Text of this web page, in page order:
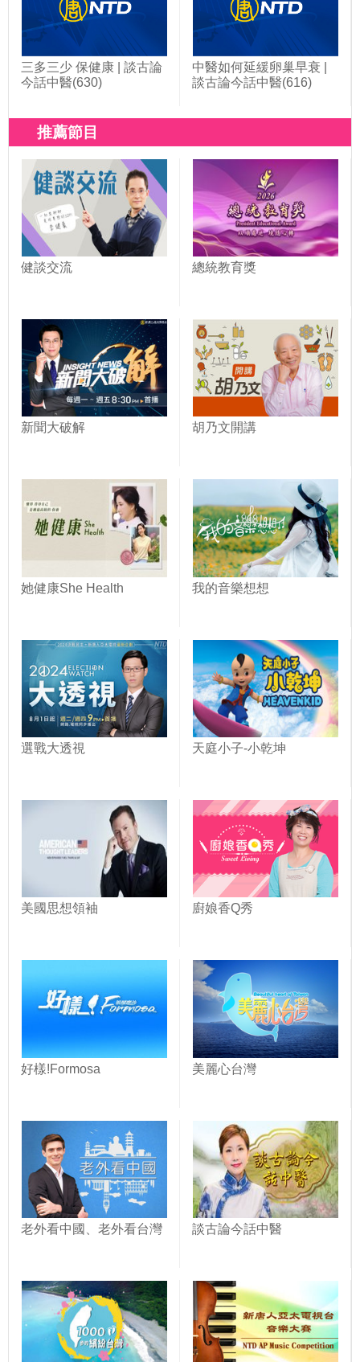
三多三少 保健康 | 談古論
今話中醫(630)
中醫如何延緩卵巢早衰 |
談古論今話中醫(616)
推薦節目
健談交流 總統教育獎
新聞大破解 胡乃文開講
她健康She Health 我的音樂想想
選戰大透視 天庭小子-小乾坤
美國思想領袖 廚娘香Q秀
好樣!Formosa 美麗心台灣
老外看中國、老外看台灣 談古論今話中醫